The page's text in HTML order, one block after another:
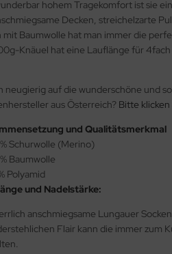
hohem Tragekomfort ist sie
Decken, streichelzarte
Baumwolle hat man immer die
Knäuel hat eine Lauflänge für
neugierig auf die wunderschöne und
aus Österreich? Bitte
und Qualitätsmerkmal
Schurwolle (Merino)
Baumwolle
Polyamid
und Nadelstärke:
anschmiegsame Lungauer
Flair kann die immer zum